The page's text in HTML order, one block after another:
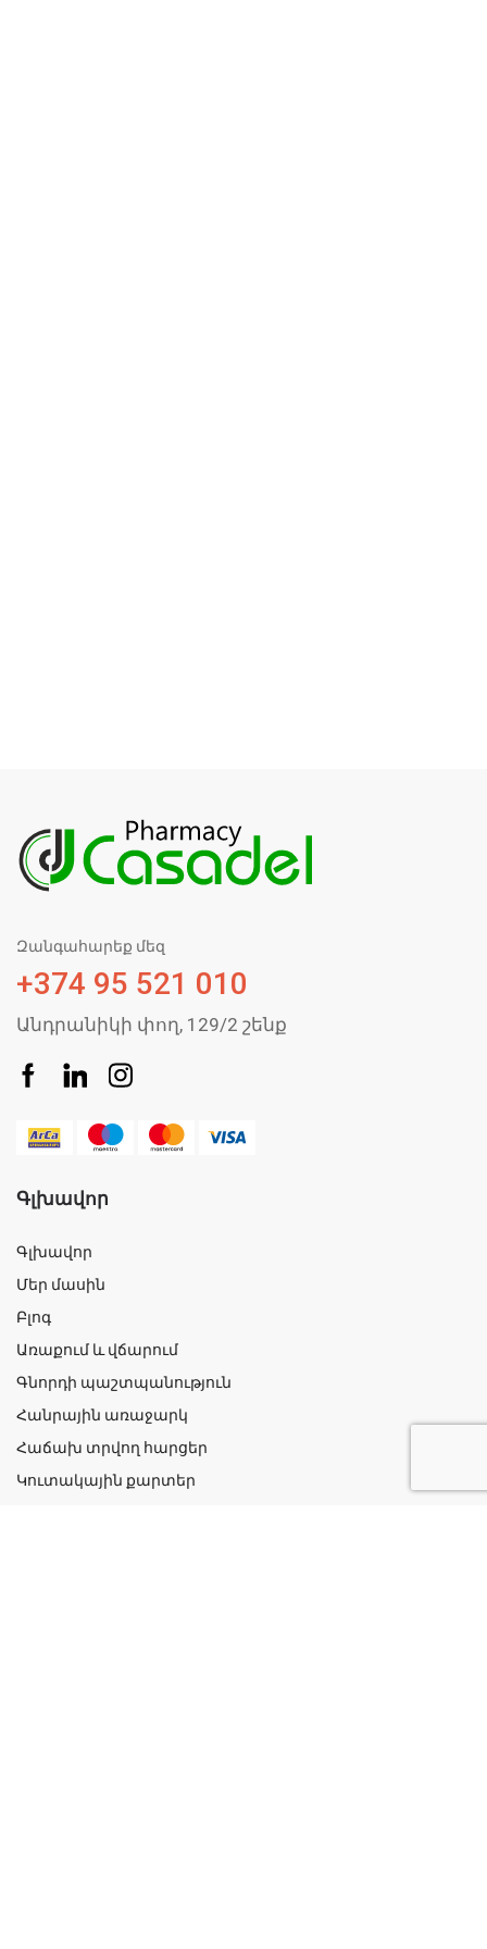
Զանգահարեք մեզ
+374 95 521 010
Անդրանիկի փող, 129/2 շենք
Գլխավոր
Գլխավոր
Մեր մասին
Բլոգ
Առաքում և վճարում
Գնորդի պաշտպանություն
Հանրային առաջարկ
Հաճախ տրվող հարցեր
Կուտակային քարտեր